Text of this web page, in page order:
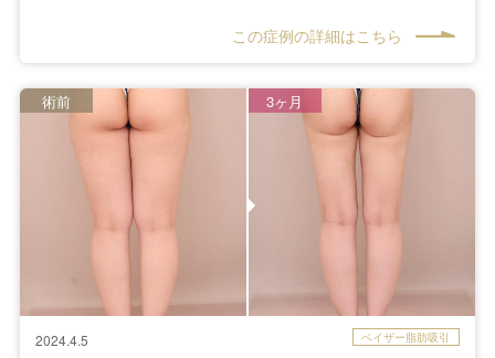
この症例の詳細はこちら
2024.4.5 ベイザー脂肪吸引
術前 3ヶ月